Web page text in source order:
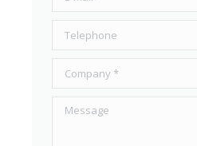
Telephone
Company *
Message